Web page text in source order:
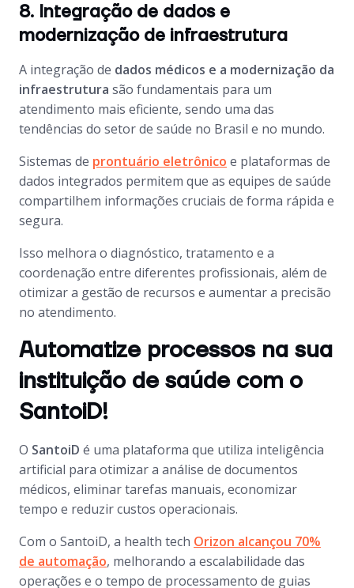
8. Integração de dados e
modernização de infraestrutura
A integração de dados médicos e a modernização da
infraestrutura são fundamentais para um
atendimento mais eficiente, sendo uma das
tendências do setor de saúde no Brasil e no mundo.
Sistemas de prontuário eletrônico e plataformas de
dados integrados permitem que as equipes de saúde
compartilhem informações cruciais de forma rápida e
segura.
Isso melhora o diagnóstico, tratamento e a
coordenação entre diferentes profissionais, além de
otimizar a gestão de recursos e aumentar a precisão
no atendimento.
Automatize processos na sua
instituição de saúde com o
SantoiD!
O SantoiD é uma plataforma que utiliza inteligência
artificial para otimizar a análise de documentos
médicos, eliminar tarefas manuais, economizar
tempo e reduzir custos operacionais.
Com o SantoiD, a health tech Orizon alcançou 70%
de automação, melhorando a escalabilidade das
operações e o tempo de processamento de guias